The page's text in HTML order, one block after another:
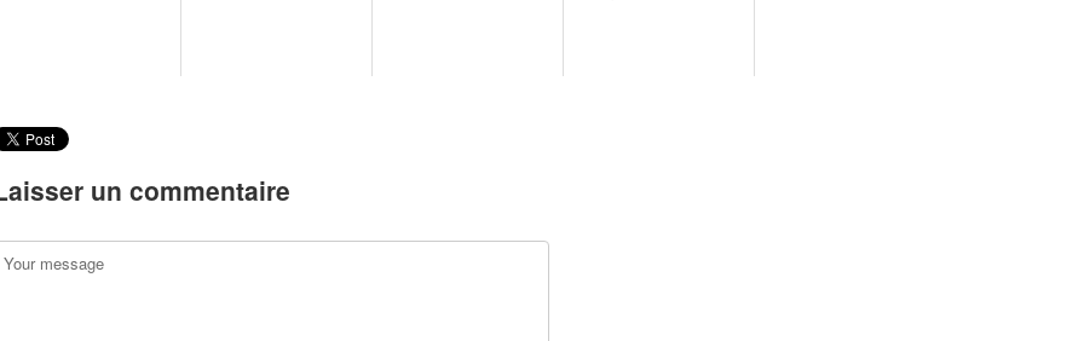
un commentaire